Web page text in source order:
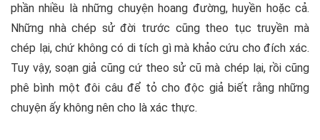
phần nhiều là những chuyện hoang đường, huyền hoặc cả.
Những nhà chép sử đời trước cũng theo tục truyền mà
chép lại, chứ không có di tích gì mà khảo cứu cho đích xác.
Tuy vậy, soạn giả cũng cứ theo sử cũ mà chép lại, rồi cũng
phê bình một đôi câu để tỏ cho độc giả biết rằng những
chuyện ấy không nên cho là xác thực.